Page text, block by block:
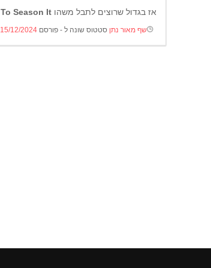
אז בגדול שרוצים לתבל משהו To Season It –
שף מאור נתן סטטוס שונה ל - פורסם 15/12/2024